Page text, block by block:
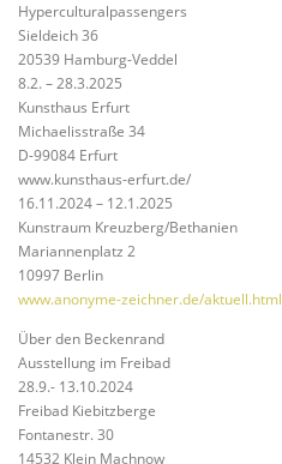
Hyperculturalpassengers
Sieldeich 36
20539 Hamburg-Veddel
8.2. – 28.3.2025
Kunsthaus Erfurt
Michaelisstraße 34
D-99084 Erfurt
www.kunsthaus-erfurt.de/
16.11.2024 – 12.1.2025
Kunstraum Kreuzberg/Bethanien
Mariannenplatz 2
10997 Berlin
www.anonyme-zeichner.de/aktuell.html
Über den Beckenrand
Ausstellung im Freibad
28.9.- 13.10.2024
Freibad Kiebitzberge
Fontanestr. 30
14532 Klein Machnow